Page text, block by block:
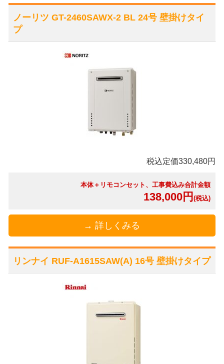
ノーリツ GT-2460SAWX-2 BL 24号 壁掛けタイ
プ
税込定価330,480円
本体＋リモコンセット、工事費込み合計金額
138,000円 (税込)
→ 詳しくみる
リンナイ RUF-A1615SAW(A) 16号 壁掛けタイプ